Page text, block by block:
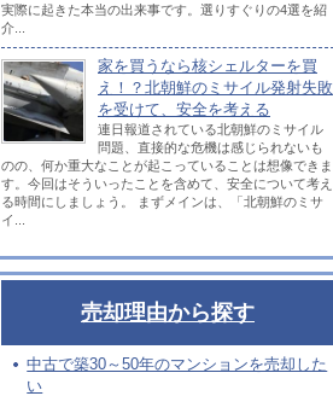
実際に起きた本当の出来事です。選りすぐりの4選を紹
介...
家を買うなら核シェルターを買
え！？北朝鮮のミサイル発射失敗
を受けて、安全を考える
連日報道されている北朝鮮のミサイル
問題、直接的な危機は感じられないも
のの、何か重大なことが起こっていることは想像できま
す。今回はそういったことを含めて、安全について考え
る時間にしましょう。 まずメインは、「北朝鮮のミサ
イ...
売却理由から探す
中古で築30～50年のマンションを売却した
い